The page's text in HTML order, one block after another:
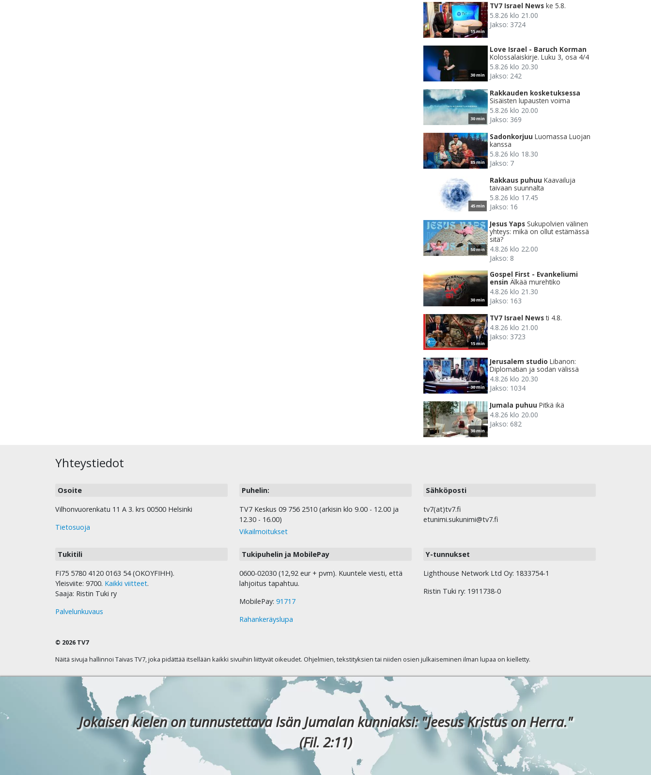
15 min
TV7 Israel News ke 5.8.
5.8.26 klo 21.00
Jakso: 3724
30 min
Love Israel - Baruch Korman
Kolossalaiskirje. Luku 3, osa 4/4
5.8.26 klo 20.30
Jakso: 242
30 min
Rakkauden kosketuksessa
Sisäisten lupausten voima
5.8.26 klo 20.00
Jakso: 369
85 min
Sadonkorjuu Luomassa Luojan
kanssa
5.8.26 klo 18.30
Jakso: 7
45 min
Rakkaus puhuu Kaavailuja
taivaan suunnalta
5.8.26 klo 17.45
Jakso: 16
50 min
Jesus Yaps Sukupolvien välinen
yhteys: mikä on ollut estämässä
sitä?
4.8.26 klo 22.00
Jakso: 8
30 min
Gospel First - Evankeliumi
ensin Älkää murehtiko
4.8.26 klo 21.30
Jakso: 163
15 min
TV7 Israel News ti 4.8.
4.8.26 klo 21.00
Jakso: 3723
30 min
Jerusalem studio Libanon:
Diplomatian ja sodan välissä
4.8.26 klo 20.30
Jakso: 1034
30 min
Jumala puhuu Pitkä ikä
4.8.26 klo 20.00
Jakso: 682
Yhteystiedot
Osoite
Vilhonvuorenkatu 11 A 3. krs 00500 Helsinki
Tietosuoja
Puhelin:
TV7 Keskus 09 756 2510 (arkisin klo 9.00 - 12.00 ja
12.30 - 16.00)
Vikailmoitukset
Sähköposti
tv7(at)tv7.fi
etunimi.sukunimi@tv7.fi
Tukitili
FI75 5780 4120 0163 54 (OKOYFIHH).
Yleisviite: 9700. Kaikki viitteet.
Saaja: Ristin Tuki ry
Palvelunkuvaus
Tukipuhelin ja MobilePay
0600-02030 (12,92 eur + pvm). Kuuntele viesti, että
lahjoitus tapahtuu.
MobilePay: 91717
Rahankeräyslupa
Y-tunnukset
Lighthouse Network Ltd Oy: 1833754-1
Ristin Tuki ry: 1911738-0
© 2026 TV7
Näitä sivuja hallinnoi Taivas TV7, joka pidättää itsellään kaikki sivuihin liittyvät oikeudet. Ohjelmien, tekstityksien tai niiden osien julkaiseminen ilman lupaa on kielletty.
Jokaisen kielen on tunnustettava Isän Jumalan kunniaksi: "Jeesus Kristus on Herra."
(Fil. 2:11)